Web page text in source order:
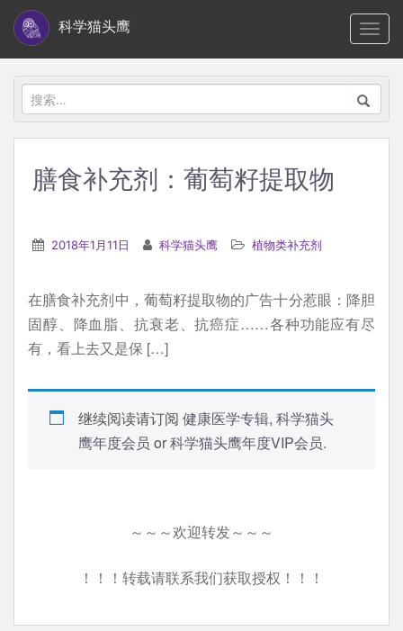
i
科学猫头鹰
搜
索：
膳食补充剂：葡萄籽提取物
2018年1月11日 科学猫头鹰 植物类补充剂
在膳食补充剂中，葡萄籽提取物的广告十分惹眼：降胆
固醇、降血脂、抗衰老、抗癌症……各种功能应有尽
有，看上去又是保 […]
继续阅读请订阅 健康医学专辑, 科学猫头
鹰年度会员 or科学猫头鹰年度VIP会员.
～～～欢迎转发～～～
！！！转载请联系我们获取授权！！！